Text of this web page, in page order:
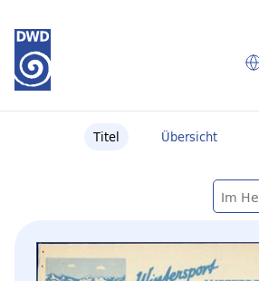
Titel Übersicht